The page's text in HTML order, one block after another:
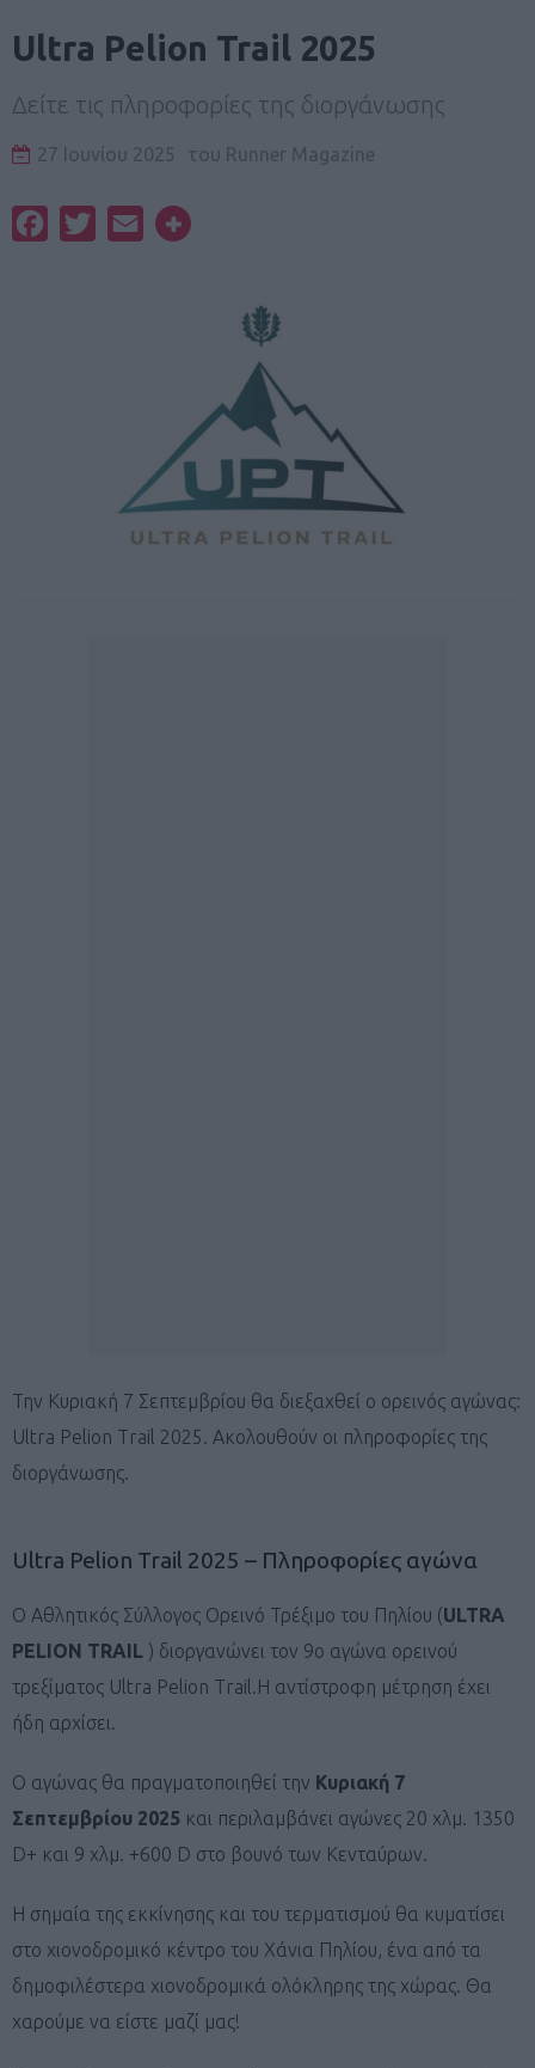
Ultra Pelion Trail 2025
Δείτε τις πληροφορίες της διοργάνωσης
27 Ιουνίου 2025 του Runner Magazine
FacebookTwitterEmail
Την Κυριακή 7 Σεπτεμβρίου θα διεξαχθεί ο ορεινός αγώνας:
Ultra Pelion Trail 2025. Ακολουθούν οι πληροφορίες της
διοργάνωσης.
Ultra Pelion Trail 2025 – Πληροφορίες αγώνα
O Αθλητικός Σύλλογος Ορεινό Τρέξιμο του Πηλίου (ULTRA
PELION TRAIL ) διοργανώνει τον 9ο αγώνα ορεινού
τρεξίματος Ultra Pelion Trail.Η αντίστροφη μέτρηση έχει
ήδη αρχίσει.
Ο αγώνας θα πραγματοποιηθεί την Κυριακή 7
Σεπτεμβρίου 2025 και περιλαμβάνει αγώνες 20 χλμ. 1350
D+ και 9 χλμ. +600 D στο βουνό των Κενταύρων.
Η σημαία της εκκίνησης και του τερματισμού θα κυματίσει
στο χιονοδρομικό κέντρο του Χάνια Πηλίου, ένα από τα
δημοφιλέστερα χιονοδρομικά ολόκληρης της χώρας. Θα
χαρούμε να είστε μαζί μας!